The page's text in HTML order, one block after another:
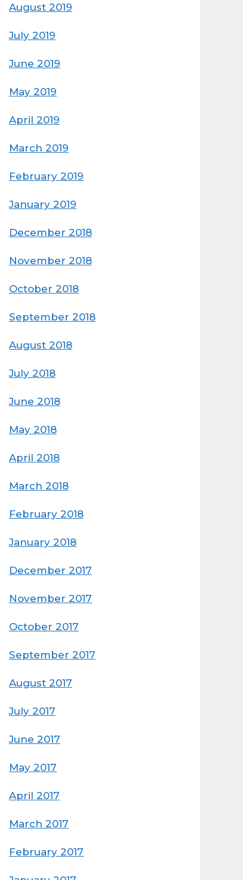
August 2019
July 2019
June 2019
May 2019
April 2019
March 2019
February 2019
January 2019
December 2018
November 2018
October 2018
September 2018
August 2018
July 2018
June 2018
May 2018
April 2018
March 2018
February 2018
January 2018
December 2017
November 2017
October 2017
September 2017
August 2017
July 2017
June 2017
May 2017
April 2017
March 2017
February 2017